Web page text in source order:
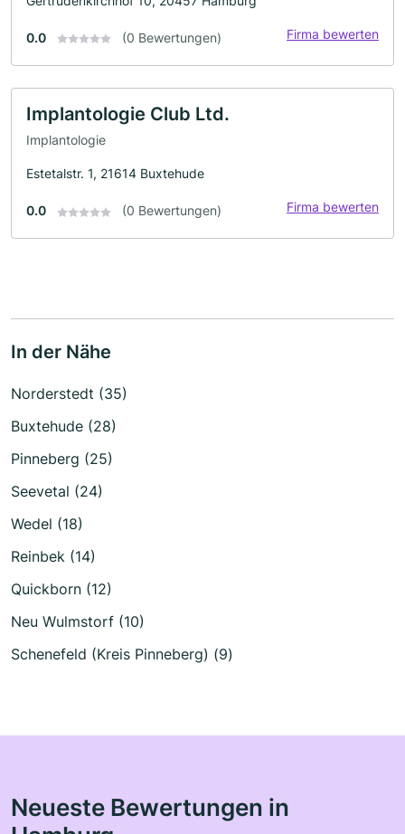
0.0 (0 Bewertungen) Firma bewerten
Implantologie Club Ltd.
Implantologie
Estetalstr. 1, 21614 Buxtehude
0.0 (0 Bewertungen) Firma bewerten
In der Nähe
Norderstedt (35)
Buxtehude (28)
Pinneberg (25)
Seevetal (24)
Wedel (18)
Reinbek (14)
Quickborn (12)
Neu Wulmstorf (10)
Schenefeld (Kreis Pinneberg) (9)
Neueste Bewertungen in